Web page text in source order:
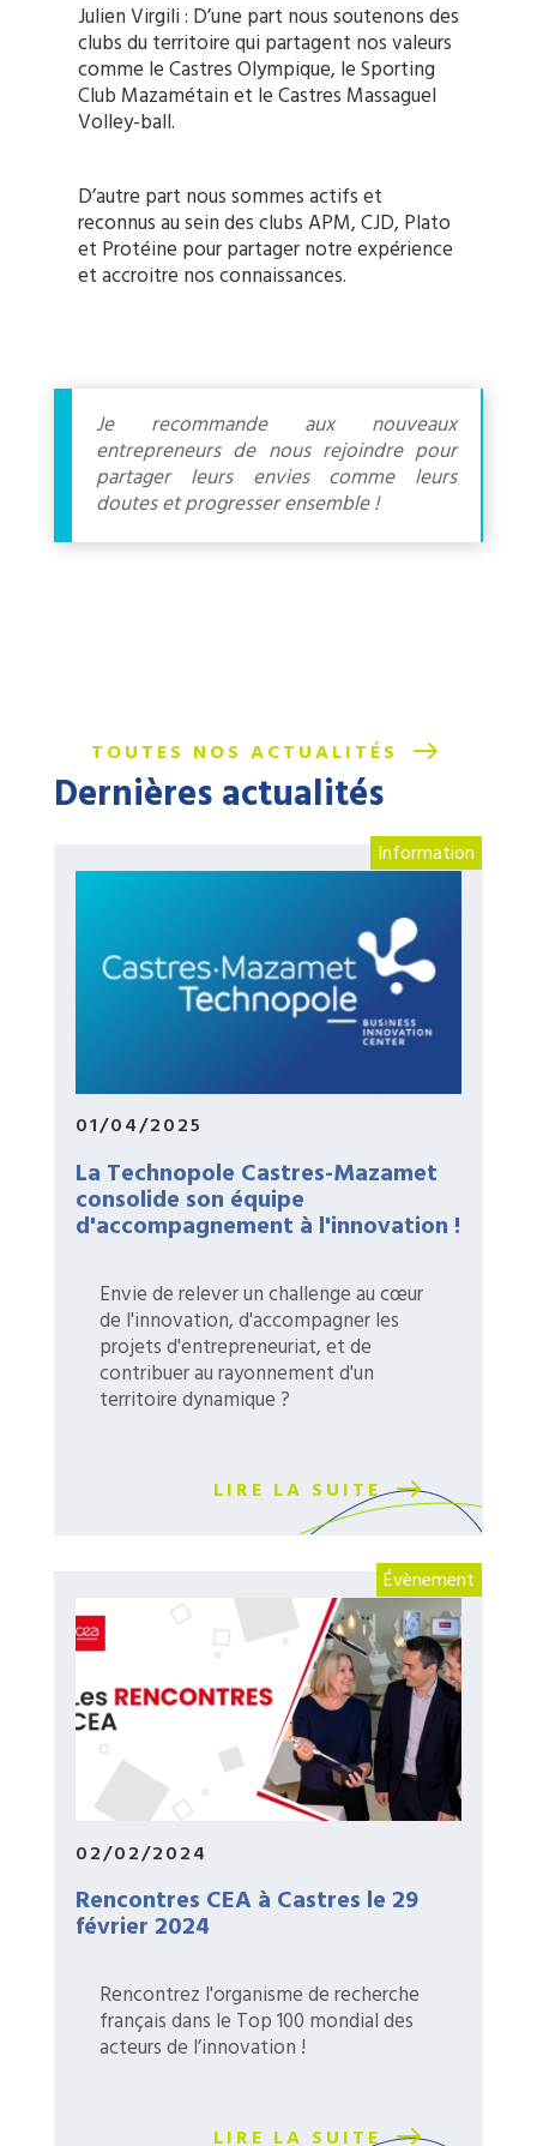
Julien Virgili : D’une part nous soutenons des
clubs du territoire qui partagent nos valeurs
comme le Castres Olympique, le Sporting
Club Mazamétain et le Castres Massaguel
Volley-ball.
D’autre part nous sommes actifs et
reconnus au sein des clubs APM, CJD, Plato
et Protéine pour partager notre expérience
et accroitre nos connaissances.
Je recommande aux nouveaux
entrepreneurs de nous rejoindre pour
partager leurs envies comme leurs
doutes et progresser ensemble !
TOUTES NOS ACTUALITÉS
Dernières actualités
Information
01/04/2025
La Technopole Castres-Mazamet
consolide son équipe
d'accompagnement à l'innovation !
Envie de relever un challenge au cœur
de l'innovation, d'accompagner les
projets d'entrepreneuriat, et de
contribuer au rayonnement d'un
territoire dynamique ?
LIRE LA SUITE
Évènement
02/02/2024
Rencontres CEA à Castres le 29
février 2024
Rencontrez l'organisme de recherche
français dans le Top 100 mondial des
acteurs de l’innovation !
LIRE LA SUITE